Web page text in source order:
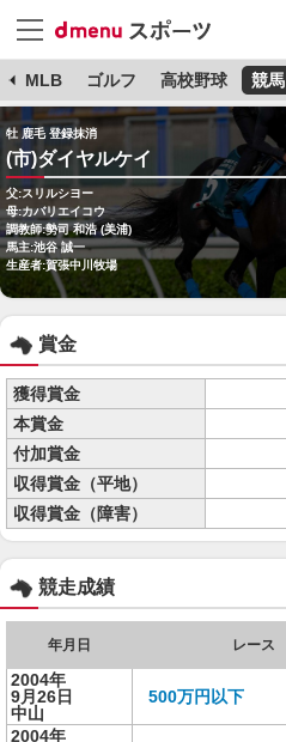
MLB ゴルフ 高校野球 競馬
牡 鹿毛 登録抹消
(市)ダイヤルケイ
父:スリルシヨー
母:カバリエイコウ
調教師:勢司 和浩 (美浦)
馬主:池谷 誠一
生産者:賀張中川牧場
賞金
獲得賞金
本賞金
付加賞金
収得賞金（平地）
収得賞金（障害）
競走成績
年月日 レース
2004年
9月26日
中山
500万円以下
2004年